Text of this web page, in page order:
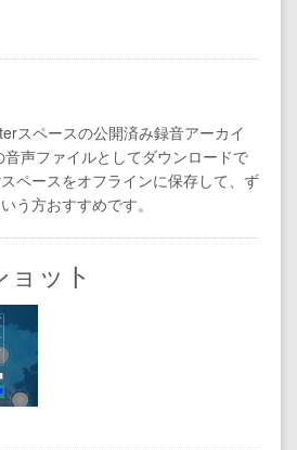
スペースの公開済み録音アーカイ
声ファイルとしてダウンロードで
ペースをオフラインに保存して、ず
う方おすすめです。
ット